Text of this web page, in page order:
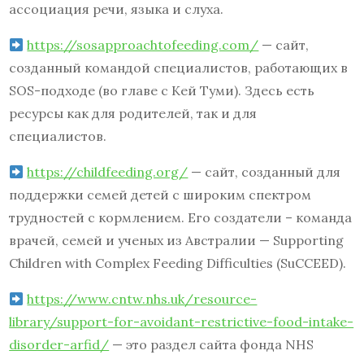
ассоциация речи, языка и слуха.
https://sosapproachtofeeding.com/ — сайт,
созданный командой специалистов, работающих в
SOS-подходе (во главе с Кей Туми). Здесь есть
ресурсы как для родителей, так и для
специалистов.
https://childfeeding.org/ — сайт, созданный для
поддержки семей детей с широким спектром
трудностей с кормлением. Его создатели – команда
врачей, семей и ученых из Австралии — Supporting
Children with Complex Feeding Difficulties (SuCCEED).
https://www.cntw.nhs.uk/resource-
library/support-for-avoidant-restrictive-food-intake-
disorder-arfid/ — это раздел сайта фонда NHS